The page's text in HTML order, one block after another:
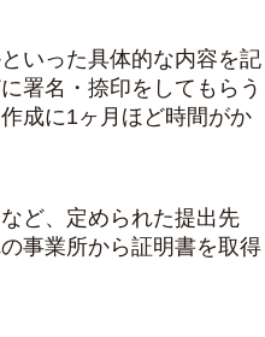
いった具体的な内容を記
署名・捺印をしてもらう
成に1ヶ月ほど時間がか
ど、定められた提出先
事業所から証明書を取得